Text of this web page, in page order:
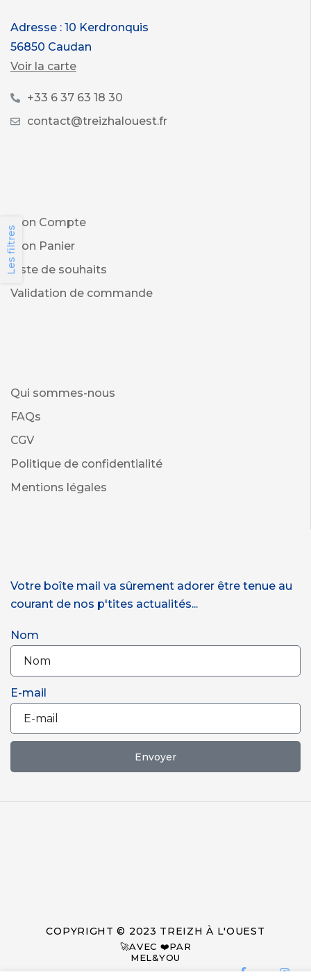
Les filtres
Adresse : 10 Kerdronquis
56850 Caudan
Voir la carte
+33 6 37 63 18 30
contact@treizhalouest.fr
Mon Compte
Mon Panier
Liste de souhaits
Validation de commande
Qui sommes-nous
FAQs
CGV
Politique de confidentialité
Mentions légales
Votre boîte mail va sûrement adorer être tenue au
courant de nos p'tites actualités...
Nom
E-mail
Envoyer
COPYRIGHT © 2023 TREIZH À L'OUEST
🚀AVEC ❤️PAR
MEL&YOU